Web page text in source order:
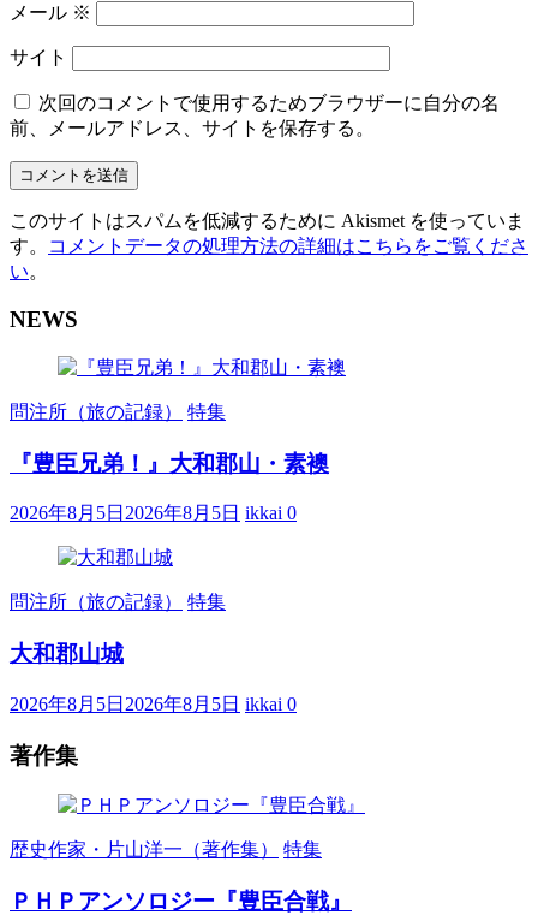
メール ※
サイト
次回のコメントで使用するためブラウザーに自分の名
前、メールアドレス、サイトを保存する。
このサイトはスパムを低減するために Akismet を使っていま
す。
コメントデータの処理方法の詳細はこちらをご覧くださ
い。
NEWS
問注所（旅の記録） 特集
『豊臣兄弟！』大和郡山・素襖
2026年8月5日 2026年8月5日 ikkai 0
問注所（旅の記録） 特集
大和郡山城
2026年8月5日 2026年8月5日 ikkai 0
著作集
歴史作家・片山洋一（著作集） 特集
ＰＨＰアンソロジー『豊臣合戦』